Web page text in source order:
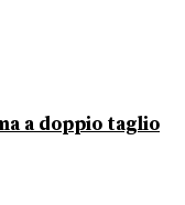
a doppio taglio